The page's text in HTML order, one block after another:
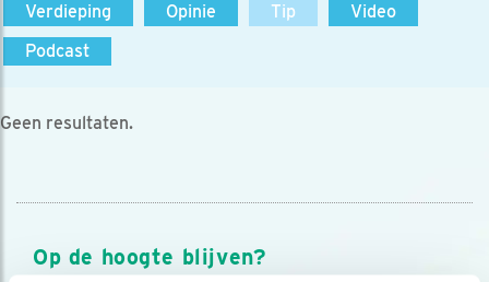
Verdieping
Opinie Tip
Video
Podcast
Geen resultaten.
Op de hoogte blijven?